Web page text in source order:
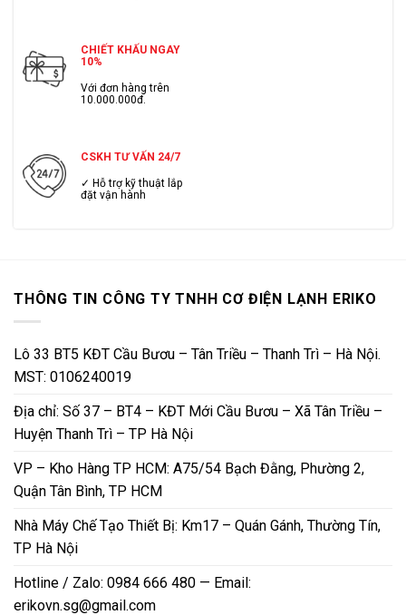
CHIẾT KHẤU NGAY
10%
Với đơn hàng trên
10.000.000đ.
CSKH TƯ VẤN 24/7
✓ Hỗ trợ kỹ thuật lắp
đặt vận hành
THÔNG TIN CÔNG TY TNHH CƠ ĐIỆN LẠNH ERIKO
Lô 33 BT5 KĐT Cầu Bươu – Tân Triều – Thanh Trì – Hà Nội.
MST: 0106240019
Địa chỉ: Số 37 – BT4 – KĐT Mới Cầu Bươu – Xã Tân Triều –
Huyện Thanh Trì – TP Hà Nội
VP – Kho Hàng TP HCM: A75/54 Bạch Đằng, Phường 2,
Quận Tân Bình, TP HCM
Nhà Máy Chế Tạo Thiết Bị: Km17 – Quán Gánh, Thường Tín,
TP Hà Nội
Hotline / Zalo: 0984 666 480 — Email:
erikovn.sg@gmail.com